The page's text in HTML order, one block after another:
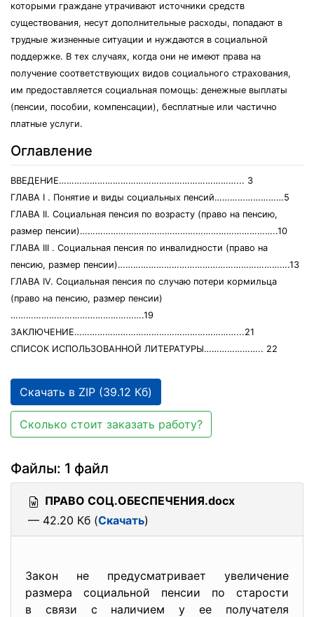
которыми граждане утрачивают источники средств
существования, несут дополнительные расходы, попадают в
трудные жизненные ситуации и нуждаются в социальной
поддержке. В тех случаях, когда они не имеют права на
получение соответствующих видов социального страхования,
им предоставляется социальная помощь: денежные выплаты
(пенсии, пособии, компенсации), бесплатные или частично
платные услуги.
Оглавление
ВВЕДЕНИЕ……………………………………………………………... 3
ГЛАВА I . Понятие и виды социальных пенсий………………………5
ГЛАВА II. Социальная пенсия по возрасту (право на пенсию,
размер пенсии)…………………………………………………………………..10
ГЛАВА III . Социальная пенсия по инвалидности (право на
пенсию, размер пенсии)………………………………………………………….13
ГЛАВА IV. Социальная пенсия по случаю потери кормильца
(право на пенсию, размер пенсии)
…………………………………………….19
ЗАКЛЮЧЕНИЕ………………………………………………………...21
СПИСОК ИСПОЛЬЗОВАННОЙ ЛИТЕРАТУРЫ………………….. 22
Скачать в ZIP (39.12 Кб)
Сколько стоит заказать работу?
Файлы: 1 файл
ПРАВО СОЦ.ОБЕСПЕЧЕНИЯ.docx
— 42.20 Кб (Скачать)
Закон не предусматривает увеличение
размера социальной пенсии по старости
в связи с наличием у ее получателя